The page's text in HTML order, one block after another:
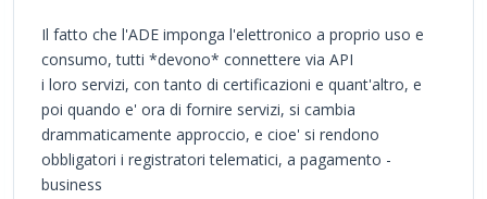
Il fatto che l'ADE imponga l'elettronico a proprio uso e
consumo, tutti *devono* connettere via API
i loro servizi, con tanto di certificazioni e quant'altro, e
poi quando e' ora di fornire servizi, si cambia
drammaticamente approccio, e cioe' si rendono
obbligatori i registratori telematici, a pagamento -
business